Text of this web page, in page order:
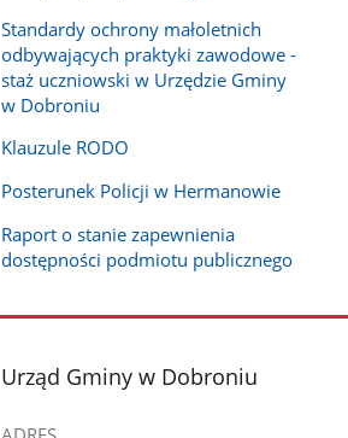
Standardy ochrony małoletnich
odbywających praktyki zawodowe -
staż uczniowski w Urzędzie Gminy
w Dobroniu
Klauzule RODO
Posterunek Policji w Hermanowie
Raport o stanie zapewnienia
dostępności podmiotu publicznego
stopka
Urząd Gminy w Dobroniu